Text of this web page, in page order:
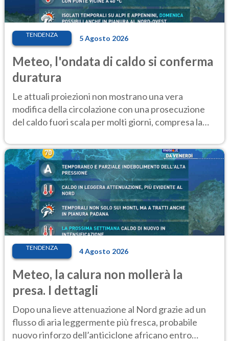
TENDENZA 5 Agosto 2026
Meteo, l'ondata di caldo si conferma
duratura
Le attuali proiezioni non mostrano una vera
modifica della circolazione con una prosecuzione
del caldo fuori scala per molti giorni, compresa la
TENDENZA 4 Agosto 2026
Meteo, la calura non mollerà la
presa. I dettagli
Dopo una lieve attenuazione al Nord grazie ad un
flusso di aria leggermente più fresca, probabile
nuovo rinforzo dell’anticiclone africano entro